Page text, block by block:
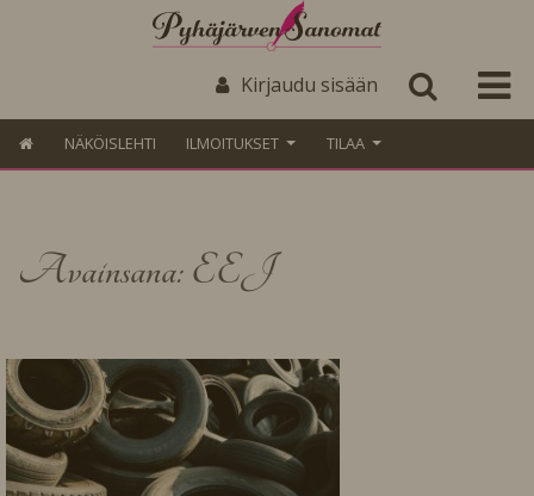
Kirjaudu sisään
NÄKÖISLEHTI ILMOITUKSET TILAA
Avainsana: EEJ